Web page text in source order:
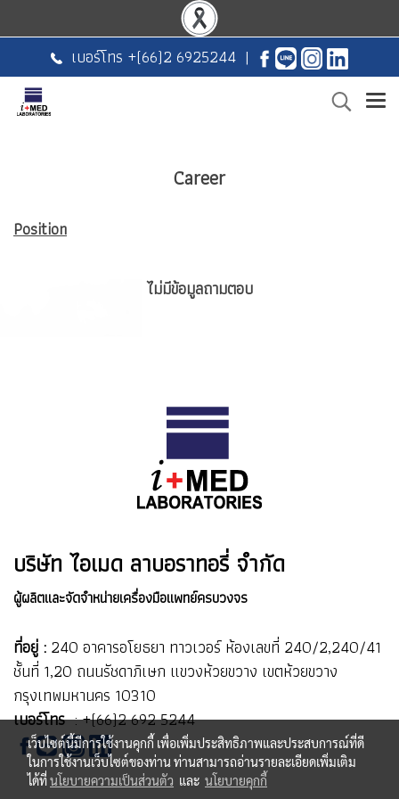
เบอร์โทร +(66)2 6925244 |
Career
Position
ไม่มีข้อมูลถามตอบ
บริษัท ไอเมด ลาบอราทอรี่ จำกัด
ผู้ผลิตและจัดจำหน่ายเครื่องมือแพทย์ครบวงจร
ที่อยู่ : 240 อาคารอโยธยา ทาวเวอร์ ห้องเลขที่ 240/2,240/41
ชั้นที่ 1,20 ถนนรัชดาภิเษก แขวงห้วยขวาง เขตห้วยขวาง
กรุงเทพมหานคร 10310
เบอร์โทร:+(66)2 692 5244
เว็บไซต์นี้มีการใช้งานคุกกี้ เพื่อเพิ่มประสิทธิภาพและประสบการณ์ที่ดี
ในการใช้งานเว็บไซต์ของท่าน ท่านสามารถอ่านรายละเอียดเพิ่มเติม
ได้ที่นโยบายความเป็นส่วนตัว และ นโยบายคุกกี้